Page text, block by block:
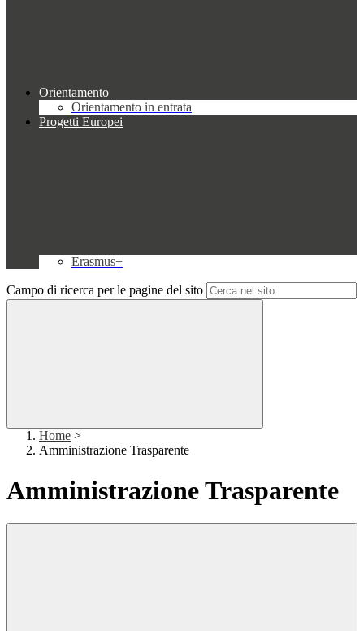
Orientamento
Orientamento in entrata
Progetti Europei
Erasmus+
Campo di ricerca per le pagine del sito
Home >
Amministrazione Trasparente
Amministrazione Trasparente